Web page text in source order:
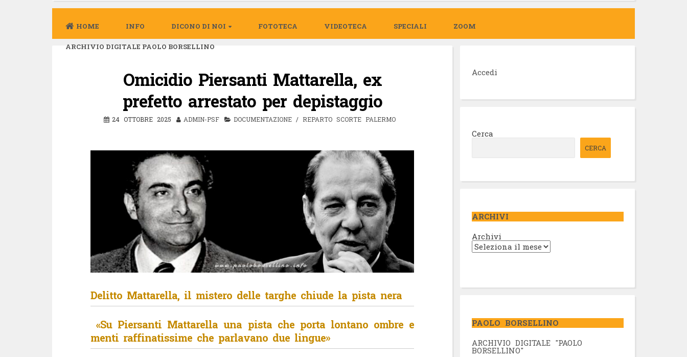
HOME INFO DICONO DI NOI FOTOTECA VIDEOTECA SPECIALI ZOOM
ARCHIVIO DIGITALE PAOLO BORSELLINO
Omicidio Piersanti Mattarella, ex
prefetto arrestato per depistaggio
24 OTTOBRE 2025 ADMIN-PSF DOCUMENTAZIONE / REPARTO SCORTE PALERMO
Delitto Mattarella, il mistero delle targhe chiude la pista nera
«Su Piersanti Mattarella una pista che porta lontano ombre e
menti raffinatissime che parlavano due lingue»
Accedi
Cerca
CERCA
ARCHIVI
Archivi
PAOLO BORSELLINO
ARCHIVIO DIGITALE "PAOLO
BORSELLINO"